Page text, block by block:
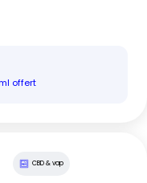
offert
CBD & vap